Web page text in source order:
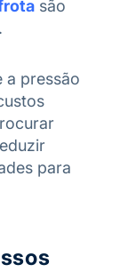
são
a pressão
para